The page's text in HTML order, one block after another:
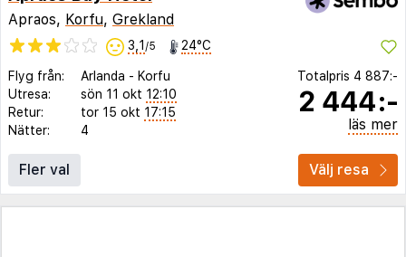
Apraos, Korfu, Grekland
3,1 /5 24°C
Flyg från: Arlanda - Korfu
Utresa:
sön 11 okt 12:10
Retur:
tor 15 okt 17:15
Nätter:
4
Totalpris 4 887:-
2 444:-
läs mer
Fler val Välj resa